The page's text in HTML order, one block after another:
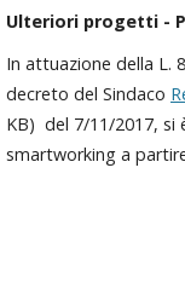
Ulteriori progetti -
In attuazione della L.
decreto del Sindaco
KB) del 7/11/2017, si
smartworking a